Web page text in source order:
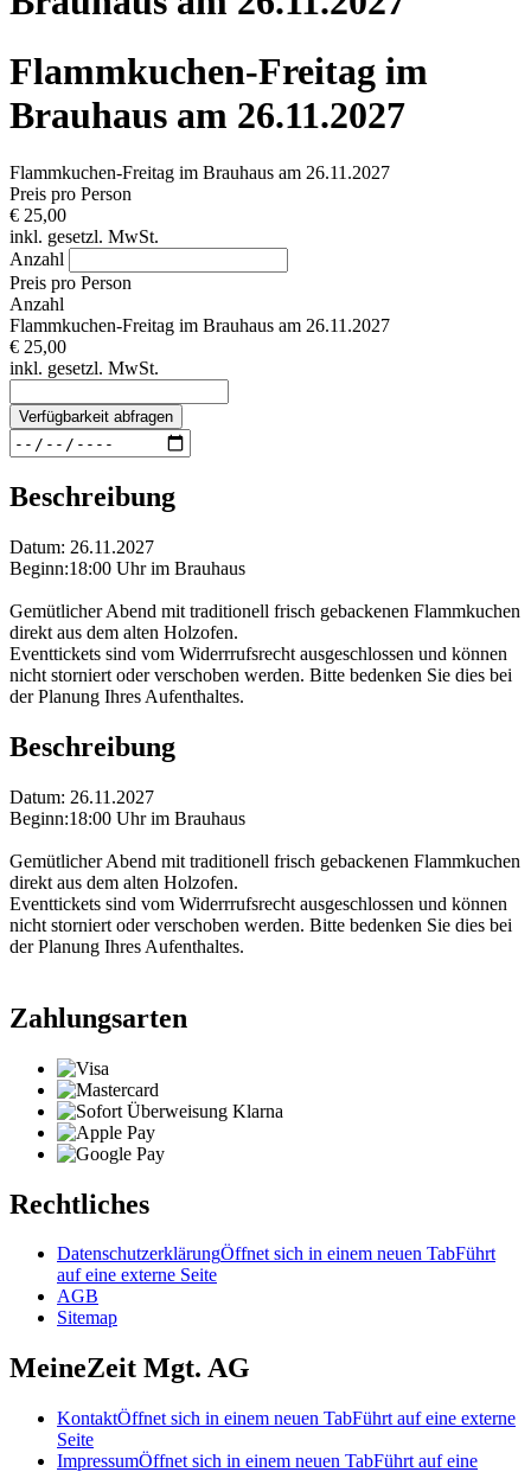
Flammkuchen-Freitag im
Brauhaus am 26.11.2027
Flammkuchen-Freitag im Brauhaus am 26.11.2027
Preis pro Person
€ 25,00
inkl. gesetzl. MwSt.
Anzahl
Preis pro Person
Anzahl
Flammkuchen-Freitag im Brauhaus am 26.11.2027
€ 25,00
inkl. gesetzl. MwSt.
Verfügbarkeit abfragen
Beschreibung
Datum: 26.11.2027
Beginn:18:00 Uhr im Brauhaus
Gemütlicher Abend mit traditionell frisch gebackenen Flammkuchen
direkt aus dem alten Holzofen.
Eventtickets sind vom Widerrrufsrecht ausgeschlossen und können
nicht storniert oder verschoben werden. Bitte bedenken Sie dies bei
der Planung Ihres Aufenthaltes.
Beschreibung
Datum: 26.11.2027
Beginn:18:00 Uhr im Brauhaus
Gemütlicher Abend mit traditionell frisch gebackenen Flammkuchen
direkt aus dem alten Holzofen.
Eventtickets sind vom Widerrrufsrecht ausgeschlossen und können
nicht storniert oder verschoben werden. Bitte bedenken Sie dies bei
der Planung Ihres Aufenthaltes.
Zahlungsarten
Rechtliches
DatenschutzerklärungÖffnet sich in einem neuen TabFührt
auf eine externe Seite
AGB
Sitemap
MeineZeit Mgt. AG
KontaktÖffnet sich in einem neuen TabFührt auf eine externe
Seite
ImpressumÖffnet sich in einem neuen TabFührt auf eine